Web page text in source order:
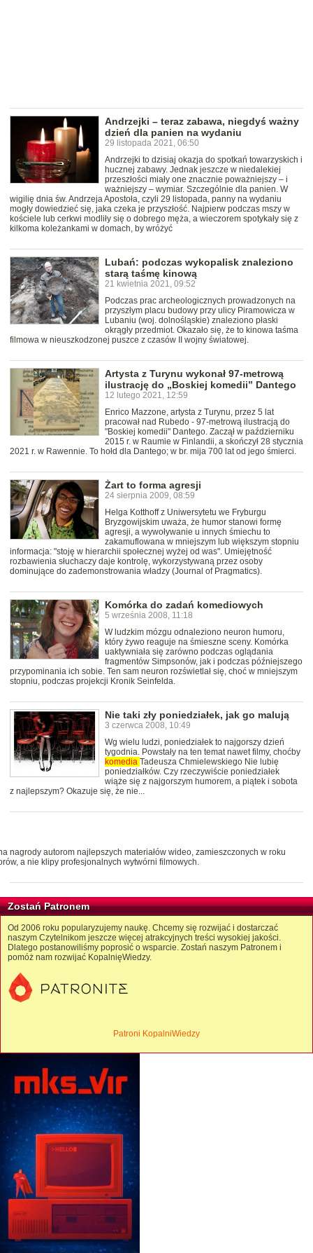
Andrzejki – teraz zabawa, niegdyś ważny
dzień dla panien na wydaniu
29 listopada 2021, 06:50
Andrzejki to dzisiaj okazja do spotkań towarzyskich i
hucznej zabawy. Jednak jeszcze w niedalekiej
przeszłości miały one znacznie poważniejszy – i
ważniejszy – wymiar. Szczególnie dla panien. W
wigilię dnia św. Andrzeja Apostoła, czyli 29 listopada, panny na wydaniu
mogły dowiedzieć się, jaka czeka je przyszłość. Najpierw podczas mszy w
kościele lub cerkwi modliły się o dobrego męża, a wieczorem spotykały się z
kilkoma koleżankami w domach, by wróżyć
Lubań: podczas wykopalisk znaleziono
starą taśmę kinową
21 kwietnia 2021, 09:52
Podczas prac archeologicznych prowadzonych na
przyszłym placu budowy przy ulicy Piramowicza w
Lubaniu (woj. dolnośląskie) znaleziono płaski
okrągły przedmiot. Okazało się, że to kinowa taśma
filmowa w nieuszkodzonej puszce z czasów II wojny światowej.
Artysta z Turynu wykonał 97-metrową
ilustrację do „Boskiej komedii” Dantego
12 lutego 2021, 12:59
Enrico Mazzone, artysta z Turynu, przez 5 lat
pracował nad Rubedo - 97-metrową ilustracją do
"Boskiej komedii" Dantego. Zaczął w październiku
2015 r. w Raumie w Finlandii, a skończył 28 stycznia
2021 r. w Rawennie. To hołd dla Dantego; w br. mija 700 lat od jego śmierci.
Żart to forma agresji
24 sierpnia 2009, 08:59
Helga Kotthoff z Uniwersytetu we Fryburgu
Bryzgowijskim uważa, że humor stanowi formę
agresji, a wywoływanie u innych śmiechu to
zakamuflowana w mniejszym lub większym stopniu
informacja: "stoję w hierarchii społecznej wyżej od was". Umiejętność
rozbawienia słuchaczy daje kontrolę, wykorzystywaną przez osoby
dominujące do zademonstrowania władzy (Journal of Pragmatics).
Komórka do zadań komediowych
5 września 2008, 11:18
W ludzkim mózgu odnaleziono neuron humoru,
który żywo reaguje na śmieszne sceny. Komórka
uaktywniała się zarówno podczas oglądania
fragmentów Simpsonów, jak i podczas późniejszego
przypominania ich sobie. Ten sam neuron rozświetlał się, choć w mniejszym
stopniu, podczas projekcji Kronik Seinfelda.
Nie taki zły poniedziałek, jak go malują
3 czerwca 2008, 10:49
Wg wielu ludzi, poniedziałek to najgorszy dzień
tygodnia. Powstały na ten temat nawet filmy, choćby
komedia Tadeusza Chmielewskiego Nie lubię
poniedziałków. Czy rzeczywiście poniedziałek
wiąże się z najgorszym humorem, a piątek i sobota
z najlepszym? Okazuje się, że nie...
nagrody autorom najlepszych materiałów wideo, zamieszczonych w roku
a nie klipy profesjonalnych wytwórni filmowych.
Zostań Patronem
Od 2006 roku popularyzujemy naukę. Chcemy się rozwijać i dostarczać
naszym Czytelnikom jeszcze więcej atrakcyjnych treści wysokiej jakości.
Dlatego postanowiliśmy poprosić o wsparcie. Zostań naszym Patronem i
pomóż nam rozwijać KopalnięWiedzy.
Patroni KopalniWiedzy